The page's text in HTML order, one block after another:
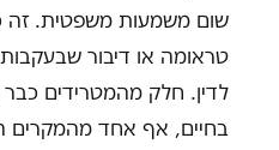
שום משמעות משפטית. זה
טראומה או דיבור
לדין. חלק מהמטרידים
בחיים, אף אחד מהמקרים